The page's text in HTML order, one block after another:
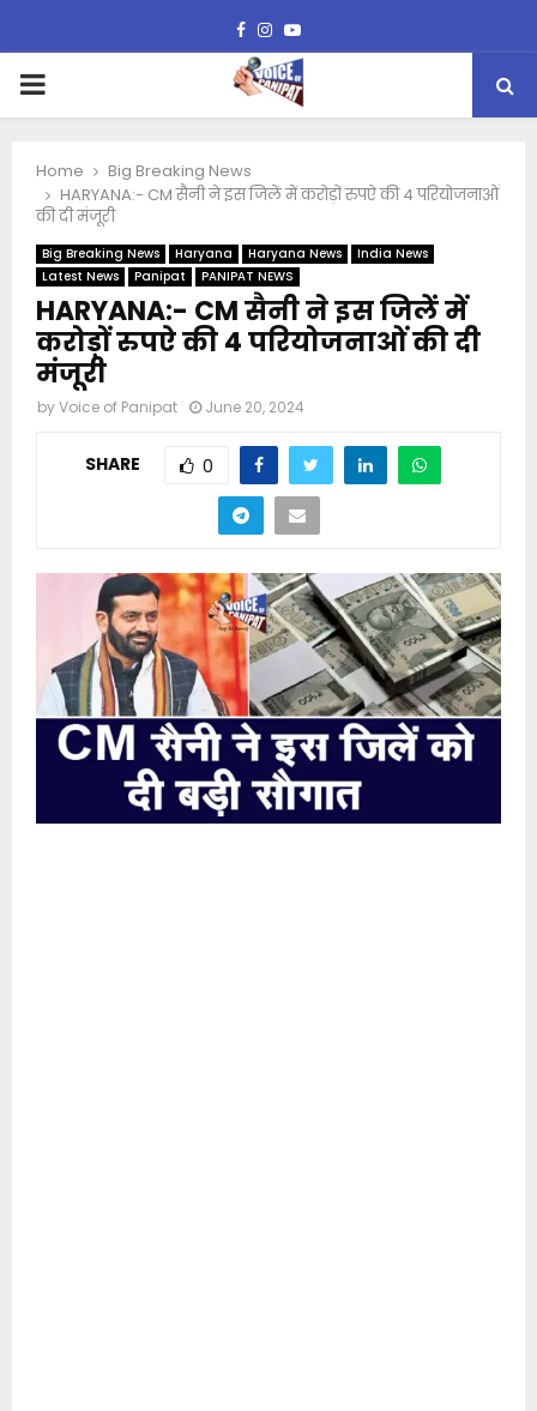
Facebook
Instagram
Youtube
PRIMARY
Home
Big Breaking News
HARYANA:- CM सैनी ने इस जिलें में करोड़ों रुपऐ की 4 परियोजनाओं
की दी मंजूरी
Big Breaking News Haryana Haryana News
India News
Latest News
Panipat PANIPAT NEWS
HARYANA:- CM सैनी ने इस जिलें में
करोड़ों रुपऐ की 4 परियोजनाओं की दी
मंजूरी
byVoice of Panipat June 20, 2024
SHARE 0